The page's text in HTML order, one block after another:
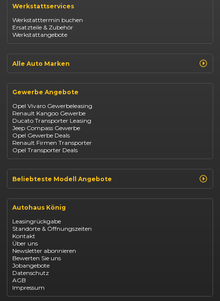
Opel Corsa
Fiat 500
Dacia Duster
Dacia Sandero
Jeep Compass
Suzuki Vitara
Suzuki Swift
BYD Seal
Mazda CX-30
Citroen C4
Werkstattservices
Werkstatttermin buchen
Ersatzteile & Zubehör
Werkstattangebote
Alle Auto Marken
Opel
Fiat
Jeep
Suzuki
BYD
Kia
Mazda
Citroën
Abarth
Fiat Professional
Gewerbe Angebote
Opel Vivaro Gewerbeleasing
Renault Kangoo Gewerbe
Ducato Transporter Leasing
Jeep Compass Gewerbe
Opel Gewerbe Deals
Renault Firmen Transporter
Opel Transporter Deals
Beliebteste Modell Angebote
Renault Arkana Leasing
Renault Captur Leasing
Opel Astra leasen
Opel Mokka kaufen
Opel Grandland finanzieren
Opel Vivaro Gewerbeleasing
Fiat 500 finanzieren
Fiat Panda leasen
Dacia Duster finanzieren
Dacia Sandero kaufen
Dacia Jogger leasen
Jeep Compass leasen
Jeep Renegade finanzieren
Autohaus König
Leasingrückgabe
Standorte & Öffnungszeiten
Kontakt
Über uns
Newsletter abonnieren
Bewerten Sie uns
Jobangebote
Datenschutz
AGB
Impressum